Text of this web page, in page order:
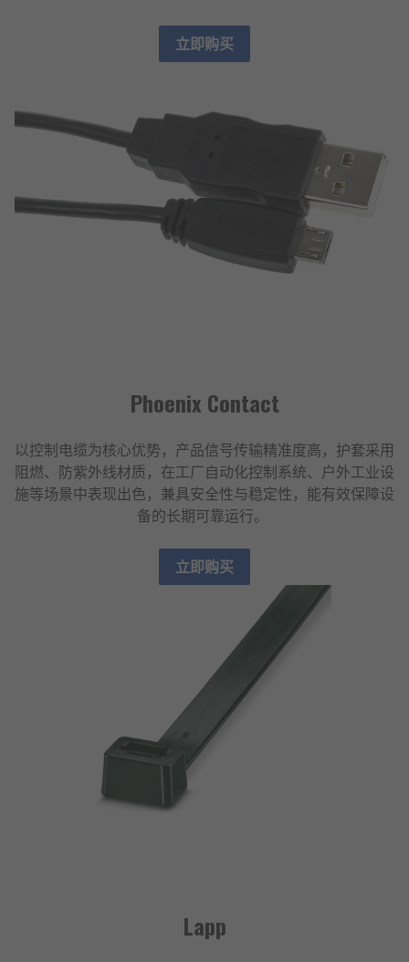
立即购买
Phoenix Contact
以控制电缆为核心优势，产品信号传输精准度高，护套采用
阻燃、防紫外线材质，在工厂自动化控制系统、户外工业设
施等场景中表现出色，兼具安全性与稳定性，能有效保障设
备的长期可靠运行。
立即购买
Lapp